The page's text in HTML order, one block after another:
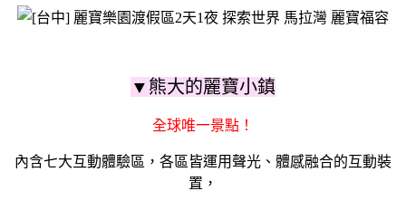
▼熊大的麗寶小鎮
全球唯一景點！
內含七大互動體驗區，各區皆運用聲光、體感融合的互動裝
置，